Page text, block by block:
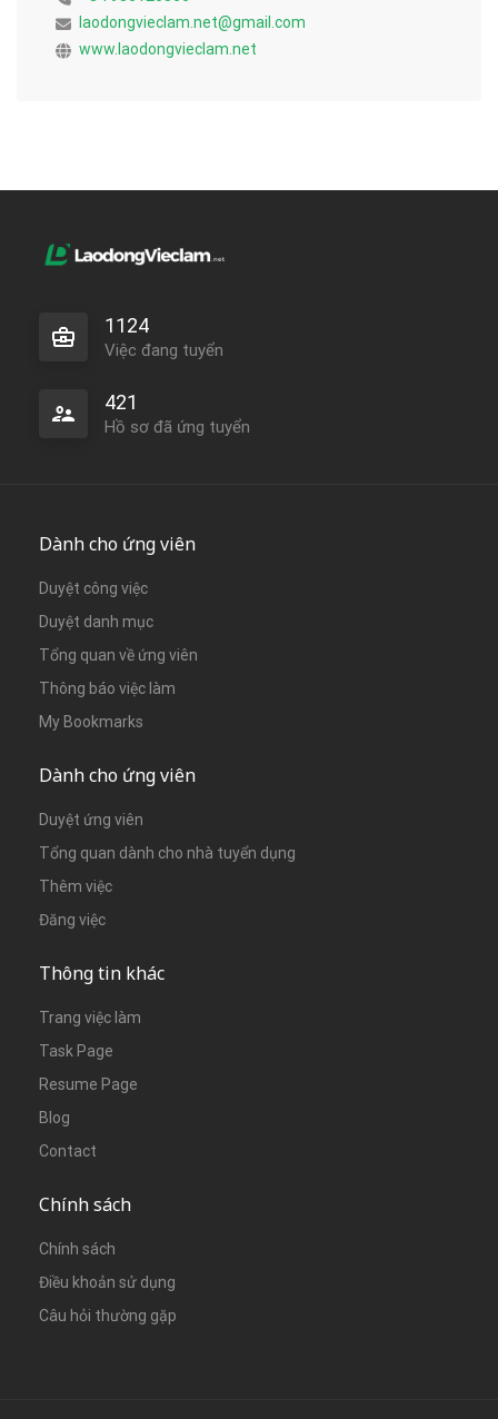
laodongvieclam.net@gmail.com
www.laodongvieclam.net
1124
Việc đang tuyển
421
Hồ sơ đã ứng tuyển
Dành cho ứng viên
Duyệt công việc
Duyệt danh mục
Tổng quan về ứng viên
Thông báo việc làm
My Bookmarks
Dành cho ứng viên
Duyệt ứng viên
Tổng quan dành cho nhà tuyển dụng
Thêm việc
Đăng việc
Thông tin khác
Trang việc làm
Task Page
Resume Page
Blog
Contact
Chính sách
Chính sách
Điều khoản sử dụng
Câu hỏi thường gặp